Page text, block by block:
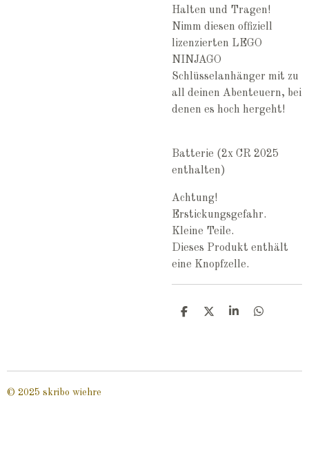
Halten und Tragen!
Nimm diesen offiziell
lizenzierten LEGO
NINJAGO
Schlüsselanhänger mit zu
all deinen Abenteuern, bei
denen es hoch hergeht!
Batterie (2x CR 2025
enthalten)
Achtung!
Erstickungsgefahr.
Kleine Teile.
Dieses Produkt enthält
eine Knopfzelle.
T
n
T
n
T
n
T
n
© 2025 skribo wiehre